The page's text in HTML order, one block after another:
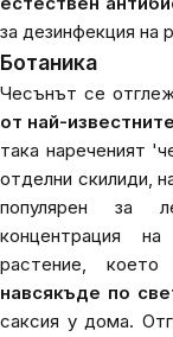
за дезинфекция на
Ботаника
Чесънът се
от най-
така нареченият
отделни скилиди,
популярен за
концентрация
растение,
навсякъде по
саксия у дома.